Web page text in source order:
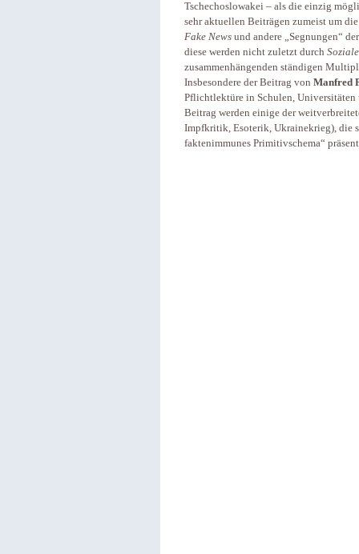
Tschechoslowakei – als die einzig
sehr aktuellen Beiträgen zumeist um
Fake News und andere „Segnungen“
diese werden nicht zuletzt durch
zusammenhängenden ständigen
Insbesondere der Beitrag von Manfred
Pflichtlektüre in Schulen, Universitäten
Beitrag werden einige der
Impfkritik, Esoterik, Ukrainekrieg), die
faktenimmunes Primitivschema“